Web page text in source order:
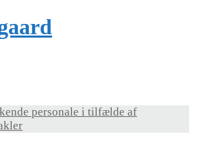
personale i tilfælde af